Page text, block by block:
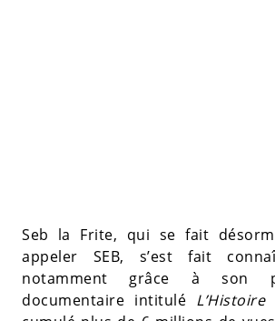
Seb la Frite, qui se fait
appeler SEB, s’est fait
notamment grâce à son
documentaire intitulé